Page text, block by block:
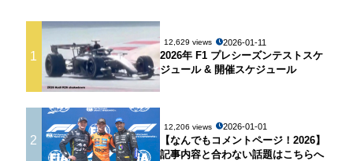
1
12,629 views 2026-01-11
2026年 F1 プレシーズンテストスケ
ジュール & 開催スケジュール
2
12,206 views 2026-01-01
【なんでもコメントページ！2026】
記事内容と合わない話題はこちらへ